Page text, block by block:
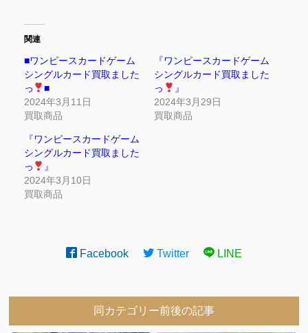
関連
■ワンピースカードゲーム
シングルカード買取ました
っ
■
2024年3月11日
買取商品
『ワンピースカードゲーム
シングルカード買取ました
っ
』
2024年3月29日
買取商品
『ワンピースカードゲーム
シングルカード買取ました
っ
』
2024年3月10日
買取商品
Facebook Twitter LINE
同カテゴリー前後の記事